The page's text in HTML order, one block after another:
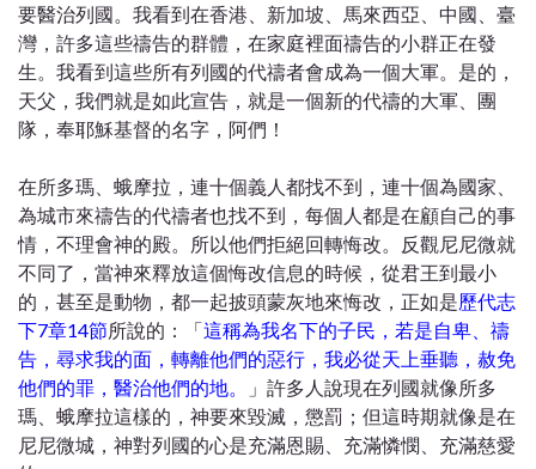
要醫治列國。我看到在香港、新加坡、馬來西亞、中國、臺
灣，許多這些禱告的群體，在家庭裡面禱告的小群正在發
生。我看到這些所有列國的代禱者會成為一個大軍。是的，
天父，我們就是如此宣告，就是一個新的代禱的大軍、團
隊，奉耶穌基督的名字，阿們！
在所多瑪、蛾摩拉，連十個義人都找不到，連十個為國家、
為城市來禱告的代禱者也找不到，每個人都是在顧自己的事
情，不理會神的殿。所以他們拒絕回轉悔改。反觀尼尼微就
不同了，當神來釋放這個悔改信息的時候，從君王到最小
的，甚至是動物，都一起披頭蒙灰地來悔改，正如是歷代志
下7章14節所說的：「這稱為我名下的子民，若是自卑、禱
告，尋求我的面，轉離他們的惡行，我必從天上垂聽，赦免
他們的罪，醫治他們的地。
」許多人說現在列國就像所多
瑪、蛾摩拉這樣的，神要來毀滅，懲罰；但這時期就像是在
尼尼微城，神對列國的心是充滿恩賜、充滿憐憫、充滿慈愛